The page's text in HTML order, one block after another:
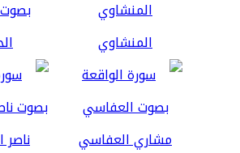
المنشاوي
مشاري العفاسي